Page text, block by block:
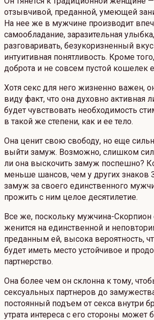
отзывчивой, преданной, умеющей
На нее же в мужчине производит
самообладание, заразительная
разговаривать, безукоризненный
интуитивная понятливость. Кроме
доброта и не совсем пустой кошелек
Хотя секс для него жизненно важен,
виду факт, что она духовно активная
будет чувствовать необходимость
в такой же степени, как и ее тело.
Она ценит свою свободу, но еще
выйти замуж. Возможно, слишком
ли она выскочить замуж поспешно?
меньше шансов, чем у других знаков
замуж за своего единственного
прожить с ним целое десятилетие.
Все же, поскольку мужчина-Скорпион
женится на единственной и
преданным ей, высока вероятность,
будет иметь место устойчивое и
партнерство.
Она более чем он склонна к тому,
сексуальных партнеров до
постоянный подъем от секса внутри
утрата интереса с его стороны может